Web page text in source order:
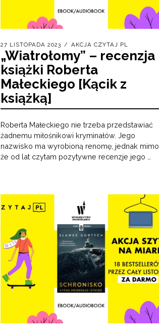
27 LISTOPADA 2023 AKCJA CZYTAJ PL
„Wiatrołomy” – recenzja
książki Roberta
Małeckiego [Kącik z
książką]
Roberta Małeckiego nie trzeba przedstawiać
żadnemu miłośnikowi kryminałów. Jego
nazwisko ma wyrobioną renomę, jednak mimo
że od lat czytam pozytywne recenzje jego …